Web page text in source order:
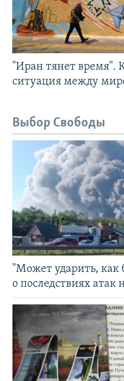
"Иран тянет время".
ситуация между
Выбор Свободы
"Может ударить, как
о последствиях атак